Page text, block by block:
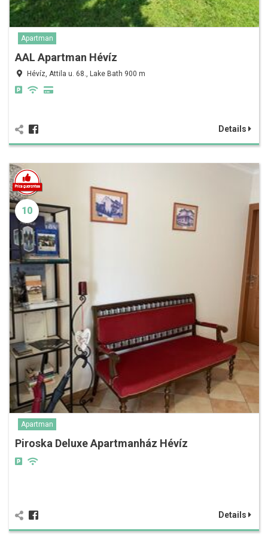
Apartman
AAL Apartman Hévíz
Hévíz, Attila u. 68., Lake Bath 900 m
Details
10
Apartman
Piroska Deluxe Apartmanház Hévíz
Details